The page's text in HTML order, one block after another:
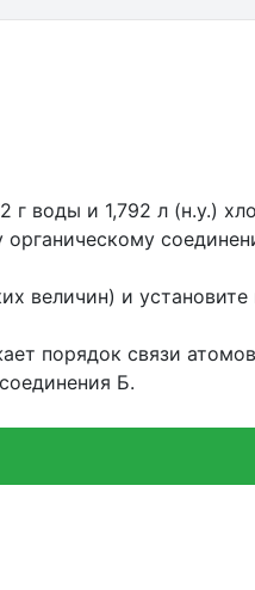
г воды и 1,792 л (н.у.)
органическому
величин) и
порядок связи
Б.